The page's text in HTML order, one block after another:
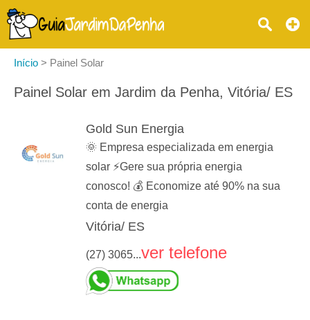
Início > Painel Solar
Painel Solar em Jardim da Penha, Vitória/ ES
Gold Sun Energia
🌞 Empresa especializada em energia
solar ⚡️Gere sua própria energia
conosco! 💰 Economize até 90% na sua
conta de energia
Vitória/ ES
(27) 3065...ver telefone